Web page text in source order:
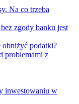
Na co trzeba
zgody banku jest
obniżyć podatki?
problemami z
inwestowaniu w